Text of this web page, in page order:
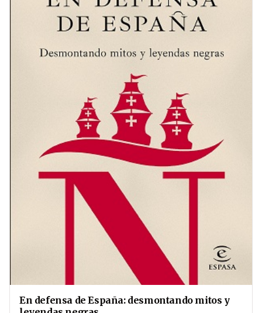
En defensa de España: desmontando mitos y